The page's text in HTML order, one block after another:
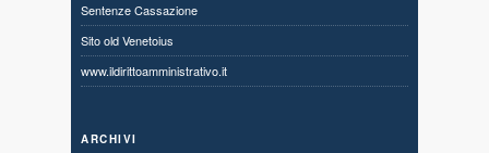
Sentenze Cassazione
Sito old Venetoius
www.ildirittoamministrativo.it
ARCHIVI